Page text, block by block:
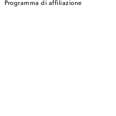
Programma di affiliazione